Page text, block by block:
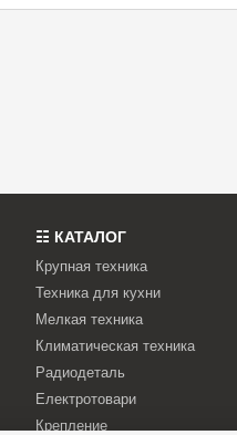
☷ КАТАЛОГ
Крупная техника
Техника для кухни
Мелкая техника
Климатическая техника
Радиодеталь
Електротовари
Крепление